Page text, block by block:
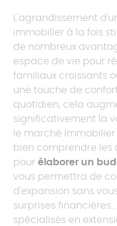
L'agrandissement
immobilier à la fois
de nombreux
espace de vie pour
familiaux croissants
une touche de
quotidien, cela
significativement la
le marché
bien comprendre les
pourélaborer un
vous permettra de
d'expansion sans
surprises
spécialisés en